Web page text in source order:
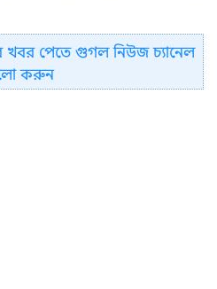
খবর পেতে গুগল নিউজ চ্যানেল
করুন